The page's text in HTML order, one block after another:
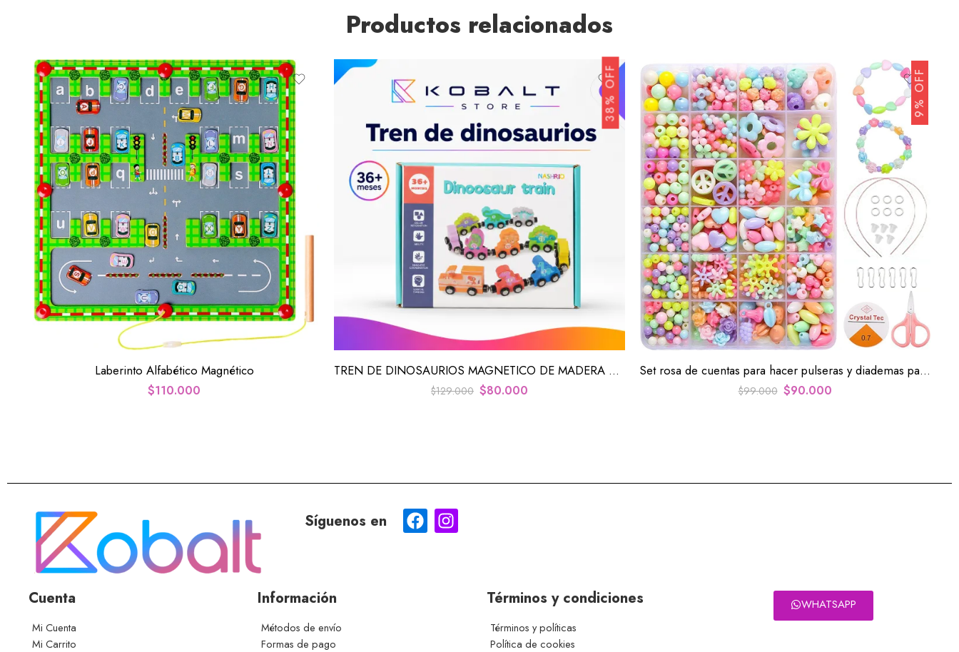
Productos relacionados
Laberinto Alfabético Magnético
$110.000
38% OFF
TREN DE DINOSAURIOS MAGNETICO DE MADERA EDUCATIVO CON NÚMEROS Y COLORES PARA APRENDIZAJE CREATIVO
$129.000 $80.000
9% OFF
Set rosa de cuentas para hacer pulseras y diademas para niñas
$99.000 $90.000
Síguenos en
Cuenta
Mi Cuenta
Mi Carrito
Información
Métodos de envío
Formas de pago
Términos y condiciones
Términos y políticas
Política de cookies
WHATSAPP